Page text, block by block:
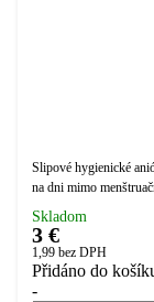
Slipové hygienické
na dni mimo
Skladom
3 €
1,99 bez DPH
Přidáno do
-